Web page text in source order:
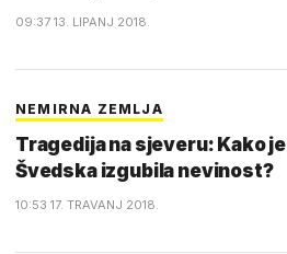
09:37 13. LIPANJ 2018.
NEMIRNA ZEMLJA
Tragedija na sjeveru: Kako je
Švedska izgubila nevinost?
10:53 17. TRAVANJ 2018.